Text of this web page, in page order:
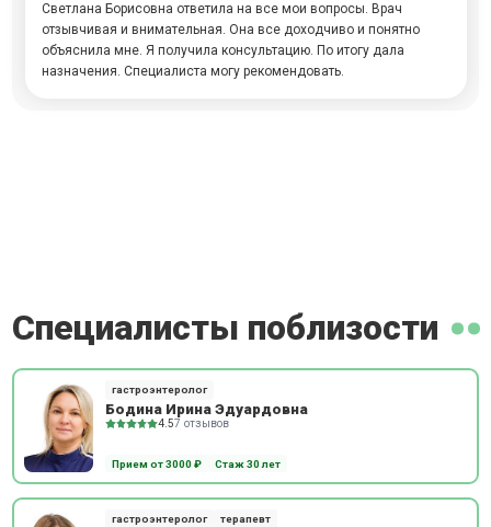
Светлана Борисовна ответила на все мои вопросы. Врач
отзывчивая и внимательная. Она все доходчиво и понятно
объяснила мне. Я получила консультацию. По итогу дала
назначения. Специалиста могу рекомендовать.
Специалисты поблизости
гастроэнтеролог
Бодина Ирина Эдуардовна
4.57 отзывов
Прием от 3000 ₽ Стаж 30 лет
гастроэнтеролог терапевт